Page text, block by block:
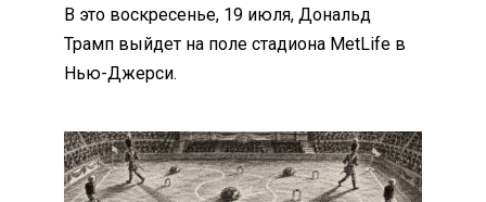
В это воскресенье, 19 июля, Дональд
Трамп выйдет на поле стадиона MetLife в
Нью-Джерси.